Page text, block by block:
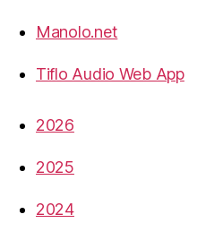
Manolo.net
Tiflo Audio Web App
2026
2025
2024